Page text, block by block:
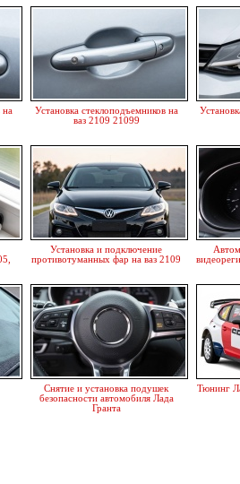
на
Установка стеклоподъемников на
ваз 2109 21099
Установка и подключение
противотуманных фар на ваз 2109
Снятие и установка подушек
безопасности автомобиля Лада
Гранта
Тюнинг